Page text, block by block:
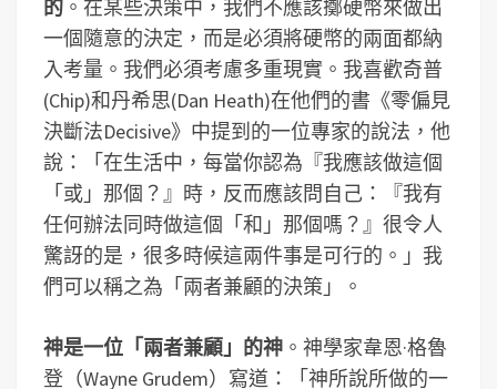
的 。在某些決策中，我們不應該擲硬幣來做出
一個隨意的決定，而是必須將硬幣的兩面都納
入考量。我們必須考慮多重現實。我喜歡奇普
(Chip)和丹希思(Dan Heath)在他們的書《零偏見
決斷法Decisive》中提到的一位專家的說法，他
說：「在生活中，每當你認為『我應該做這個
「或」那個？』時，反而應該問自己：『我有
任何辦法同時做這個「和」那個嗎？』很令人
驚訝的是，很多時候這兩件事是可行的。」我
們可以稱之為「兩者兼顧的決策」。
神是一位「兩者兼顧」的神 。神學家韋恩·格魯
登（Wayne Grudem）寫道：「神所說所做的一